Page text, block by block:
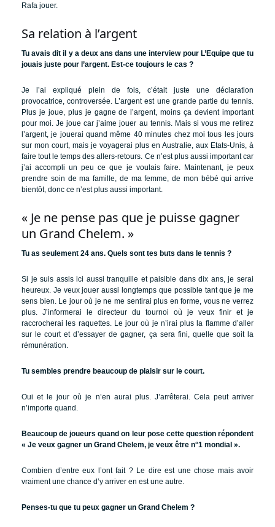
Rafa jouer.
Sa relation à l’argent
Tu avais dit il y a deux ans dans une interview pour L’Equipe que tu
jouais juste pour l’argent. Est-ce toujours le cas ?
Je l’ai expliqué plein de fois, c’était juste une déclaration
provocatrice, controversée. L’argent est une grande partie du tennis.
Plus je joue, plus je gagne de l’argent, moins ça devient important
pour moi. Je joue car j’aime jouer au tennis. Mais si vous me retirez
l’argent, je jouerai quand même 40 minutes chez moi tous les jours
sur mon court, mais je voyagerai plus en Australie, aux Etats-Unis, à
faire tout le temps des allers-retours. Ce n’est plus aussi important car
j’ai accompli un peu ce que je voulais faire. Maintenant, je peux
prendre soin de ma famille, de ma femme, de mon bébé qui arrive
bientôt, donc ce n’est plus aussi important.
« Je ne pense pas que je puisse gagner
un Grand Chelem. »
Tu as seulement 24 ans. Quels sont tes buts dans le tennis ?
Si je suis assis ici aussi tranquille et paisible dans dix ans, je serai
heureux. Je veux jouer aussi longtemps que possible tant que je me
sens bien. Le jour où je ne me sentirai plus en forme, vous ne verrez
plus. J’informerai le directeur du tournoi où je veux finir et je
raccrocherai les raquettes. Le jour où je n’irai plus la flamme d’aller
sur le court et d’essayer de gagner, ça sera fini, quelle que soit la
rémunération.
Tu sembles prendre beaucoup de plaisir sur le court.
Oui et le jour où je n’en aurai plus. J’arrêterai. Cela peut arriver
n’importe quand.
Beaucoup de joueurs quand on leur pose cette question répondent
« Je veux gagner un Grand Chelem, je veux être n°1 mondial ».
Combien d’entre eux l’ont fait ? Le dire est une chose mais avoir
vraiment une chance d’y arriver en est une autre.
Penses-tu que tu peux gagner un Grand Chelem ?